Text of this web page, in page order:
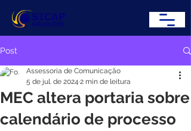
Post
MEC altera portaria sobre
calendário de processo
Assessoria de Comunicação
5 de jul. de 2024 2 min de leitura